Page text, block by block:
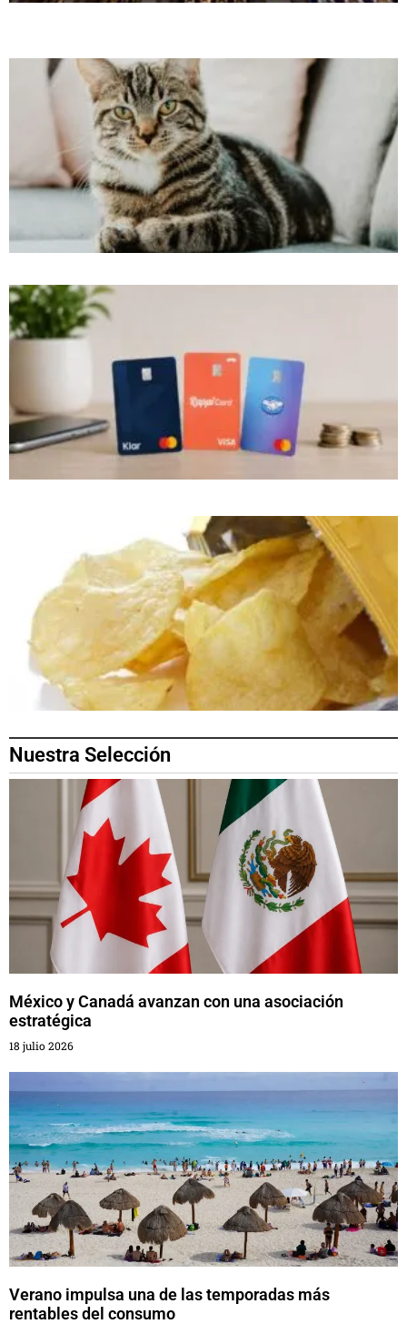
Nuestra Selección
México y Canadá avanzan con una asociación
estratégica
18 julio 2026
Verano impulsa una de las temporadas más
rentables del consumo